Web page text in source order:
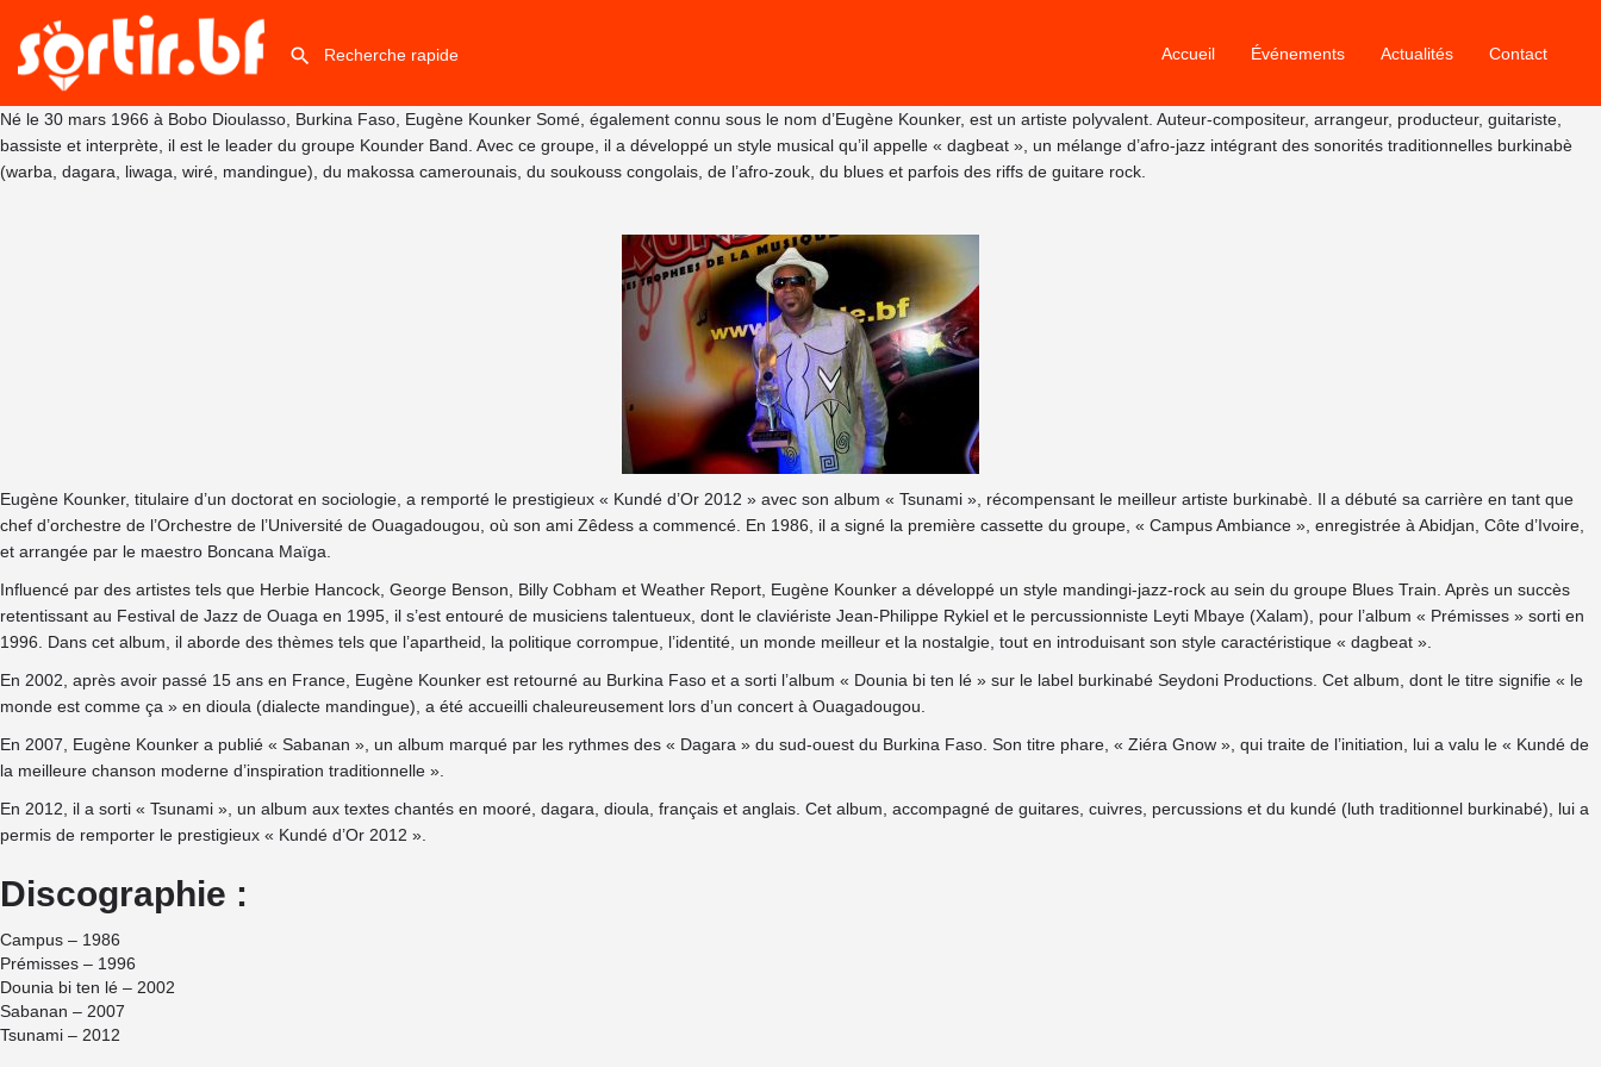
Accueil Événements Actualités Contact
Né le 30 mars 1966 à Bobo Dioulasso, Burkina Faso, Eugène Kounker Somé, également connu sous le nom d’Eugène Kounker, est un artiste polyvalent. Auteur-compositeur, arrangeur, producteur, guitariste,
bassiste et interprète, il est le leader du groupe Kounder Band. Avec ce groupe, il a développé un style musical qu’il appelle « dagbeat », un mélange d’afro-jazz intégrant des sonorités traditionnelles burkinabè
(warba, dagara, liwaga, wiré, mandingue), du makossa camerounais, du soukouss congolais, de l’afro-zouk, du blues et parfois des riffs de guitare rock.
Eugène Kounker, titulaire d’un doctorat en sociologie, a remporté le prestigieux « Kundé d’Or 2012 » avec son album « Tsunami », récompensant le meilleur artiste burkinabè. Il a débuté sa carrière en tant que
chef d’orchestre de l’Orchestre de l’Université de Ouagadougou, où son ami Zêdess a commencé. En 1986, il a signé la première cassette du groupe, « Campus Ambiance », enregistrée à Abidjan, Côte d’Ivoire,
et arrangée par le maestro Boncana Maïga.
Influencé par des artistes tels que Herbie Hancock, George Benson, Billy Cobham et Weather Report, Eugène Kounker a développé un style mandingi-jazz-rock au sein du groupe Blues Train. Après un succès
retentissant au Festival de Jazz de Ouaga en 1995, il s’est entouré de musiciens talentueux, dont le claviériste Jean-Philippe Rykiel et le percussionniste Leyti Mbaye (Xalam), pour l’album « Prémisses » sorti en
1996. Dans cet album, il aborde des thèmes tels que l’apartheid, la politique corrompue, l’identité, un monde meilleur et la nostalgie, tout en introduisant son style caractéristique « dagbeat ».
En 2002, après avoir passé 15 ans en France, Eugène Kounker est retourné au Burkina Faso et a sorti l’album « Dounia bi ten lé » sur le label burkinabé Seydoni Productions. Cet album, dont le titre signifie « le
monde est comme ça » en dioula (dialecte mandingue), a été accueilli chaleureusement lors d’un concert à Ouagadougou.
En 2007, Eugène Kounker a publié « Sabanan », un album marqué par les rythmes des « Dagara » du sud-ouest du Burkina Faso. Son titre phare, « Ziéra Gnow », qui traite de l’initiation, lui a valu le « Kundé de
la meilleure chanson moderne d’inspiration traditionnelle ».
En 2012, il a sorti « Tsunami », un album aux textes chantés en mooré, dagara, dioula, français et anglais. Cet album, accompagné de guitares, cuivres, percussions et du kundé (luth traditionnel burkinabé), lui a
permis de remporter le prestigieux « Kundé d’Or 2012 ».
Discographie :
Campus – 1986
Prémisses – 1996
Dounia bi ten lé – 2002
Sabanan – 2007
Tsunami – 2012